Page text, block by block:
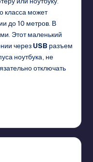
класса может
до 10 метров. В
Этот маленький
через USB разъем
ноутбука, не
отключать